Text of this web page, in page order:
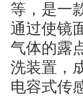
等，是一
通过使镜
气体的露
洗装置，
电容式传